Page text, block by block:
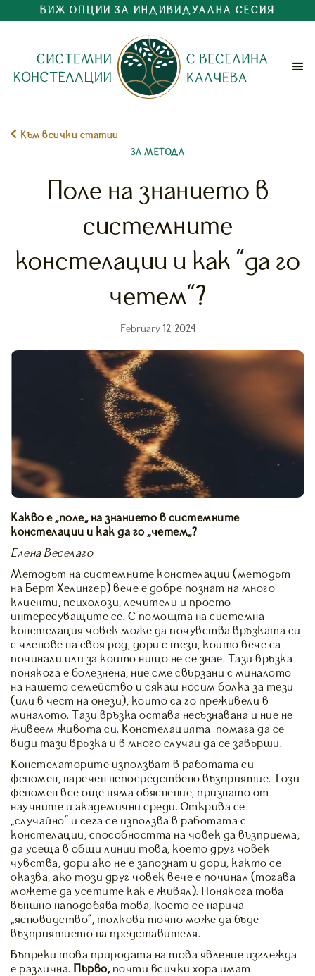
ВИЖ ОПЦИИ ЗА ИНДИВИДУАЛНА СЕСИЯ
 Към всички статии
ЗА МЕТОДА
Поле на знанието в
системните
констелации и как "да го
четем"?
February 12, 2024
Какво е „поле“ на знанието в системните
констелации и как да го „четем“?
Елена Веселаго
Методът на системните констелации (методът
на Берт Хелингер) вече е добре познат на много
клиенти, психолози, лечители и просто
интересуващите се. С помощта на системна
констелация човек може да почувства връзката си
с членове на своя род, дори с тези, които вече са
починали или за които нищо не се знае. Тази връзка
понякога е болезнена, ние сме свързани с миналото
на нашето семейство и сякаш носим болка за тези
(или в чест на онези), които са го преживели в
миналото. Тази връзка остава несъзнавана и ние не
живеем живота си. Констелацията помага да се
види тази връзка и в много случаи да се завърши.
Констелаторите използват в работата си
феномен, наречен непосредствено възприятие. Този
феномен все още няма обяснение, признато от
научните и академични среди. Открива се
„случайно” и сега се използва в работата с
констелации, способността на човек да възприема,
да усеща в общи линии това, което друг човек
чувства, дори ако не е запознат и дори, както се
оказва, ако този друг човек вече е починал (тогава
можете да усетите как е живял). Понякога това
външно наподобява това, което се нарича
“ясновидство”, толкова точно може да бъде
възприятието на представителя.
Въпреки това природата на това явление изглежда
е различна.
Първо, почти всички хора имат